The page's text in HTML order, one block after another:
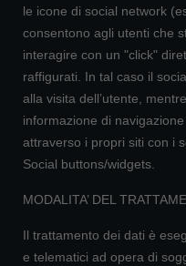
le icone di social network
consentono agli utenti che
interagire con un "click"
raffigurati. In tal caso il
alla visita dell’utente,
informazione di
attraverso i propri siti con i
Social buttons/widgets.
MODALITA’ DEL
Il trattamento dei dati è
e telematici ad opera di